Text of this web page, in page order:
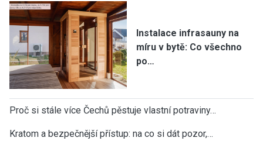
Instalace infrasauny na
míru v bytě: Co všechno
po…
Proč si stále více Čechů pěstuje vlastní potraviny…
Kratom a bezpečnější přístup: na co si dát pozor,…